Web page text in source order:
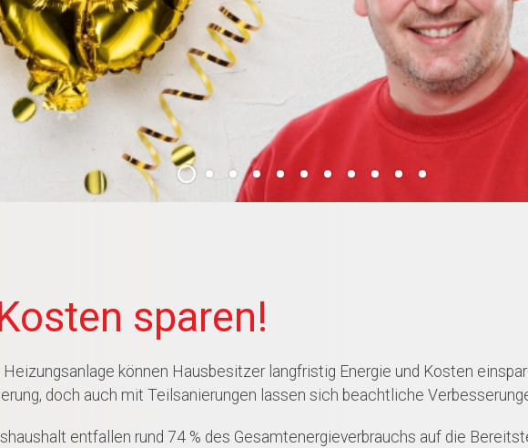
sparen!
können Hausbesitzer langfristig Energie und Kosten
doch auch mit Teilsanierungen lassen sich beachtliche
entfallen rund 74 % des Gesamtenergieverbrauchs auf die